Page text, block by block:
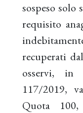
sospeso solo
requisito
recuperati
osservi, in
117/2019,
Quota